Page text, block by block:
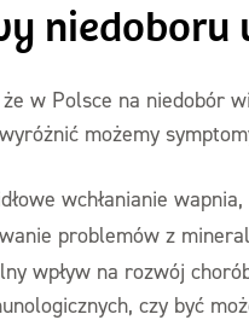
niedoboru
że w Polsce na niedobór
możemy
wchłanianie wapnia,
problemów z
wpływ na rozwój
czy być